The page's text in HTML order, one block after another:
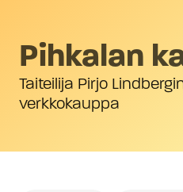
Pihkalan
Taiteilija Pirjo
verkkokauppa